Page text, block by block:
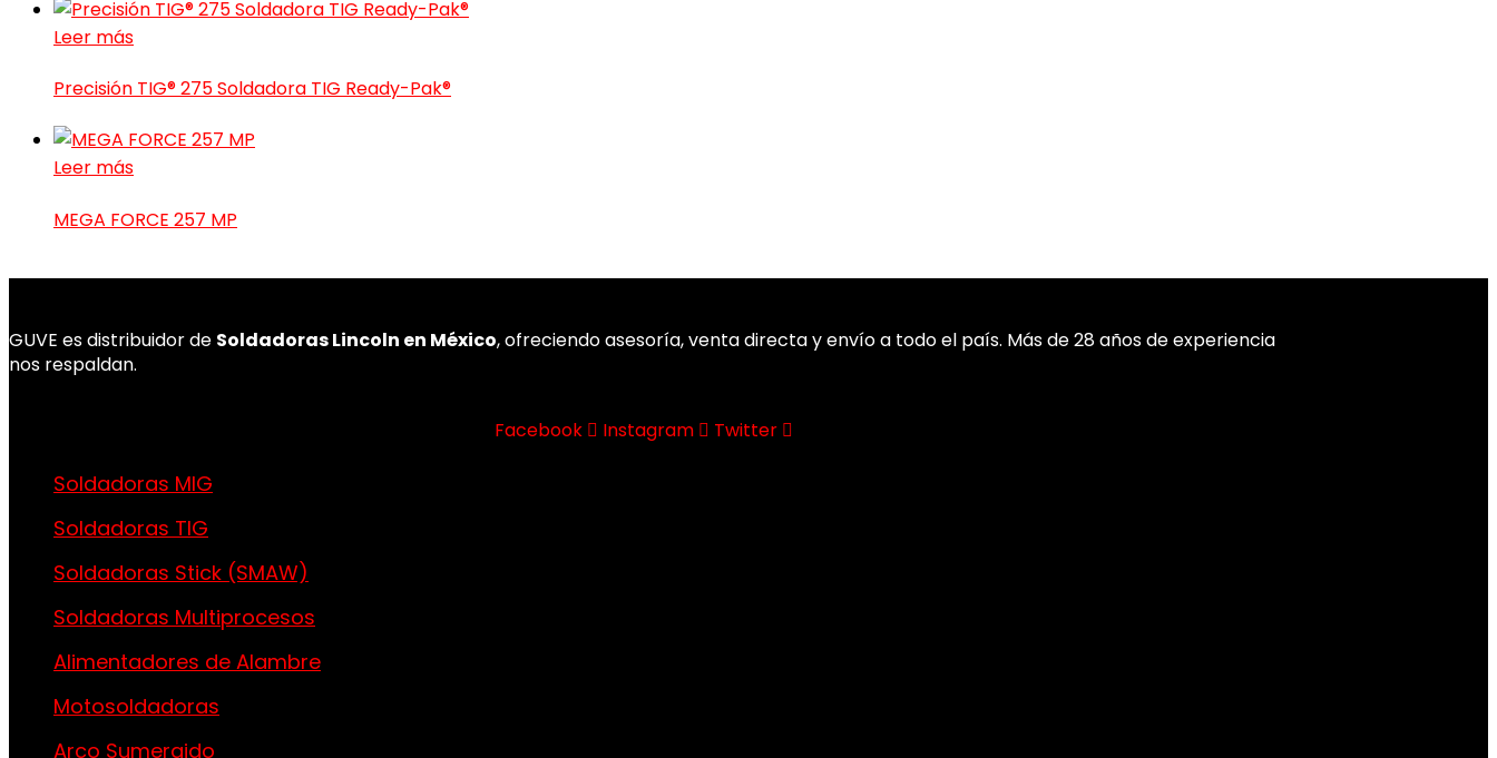
Leer más
Precisión TIG® 275 Soldadora TIG Ready-Pak®
Leer más
MEGA FORCE 257 MP
GUVE es distribuidor de Soldadoras Lincoln en México, ofreciendo asesoría, venta directa y envío a todo el país. Más de 28 años de experiencia
nos respaldan.
Facebook Instagram Twitter
Soldadoras MIG
Soldadoras TIG
Soldadoras Stick (SMAW)
Soldadoras Multiprocesos
Alimentadores de Alambre
Motosoldadoras
Arco Sumergido